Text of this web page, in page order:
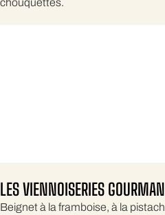
chouquettes.
LES VIENNOISERIES
Beignet à la framboise, à la